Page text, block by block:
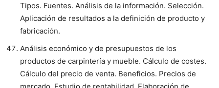
Tipos. Fuentes. Análisis de la información. Selección.
Aplicación de resultados a la definición de producto y
fabricación.
Análisis económico y de presupuestos de los
productos de carpintería y mueble. Cálculo de costes.
Cálculo del precio de venta. Beneficios. Precios de